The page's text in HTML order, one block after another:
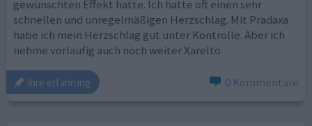
gewünschten Effekt hatte. Ich hatte oft einen sehr
schnellen und unregelmäßigen Herzschlag. Mit Pradaxa
habe ich mein Herzschlag gut unter Kontrolle. Aber ich
nehme vorläufig auch noch weiter Xarelto.
ihre erfahrung 0 Kommentare